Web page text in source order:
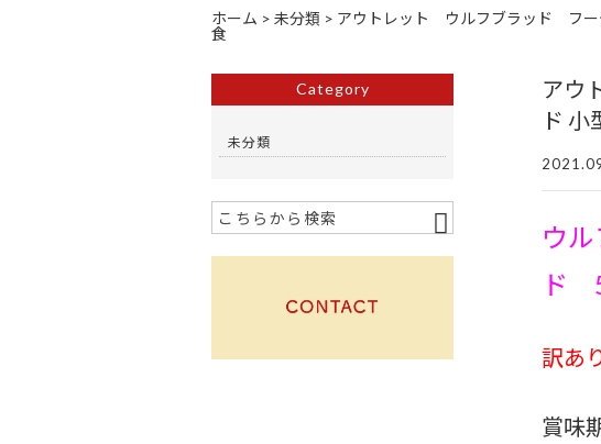
ホーム > 未分類 > アウトレット ウルフブラッド フ
食
アウ
ド
ウ
ド
訳あ
賞味
Category
未分類